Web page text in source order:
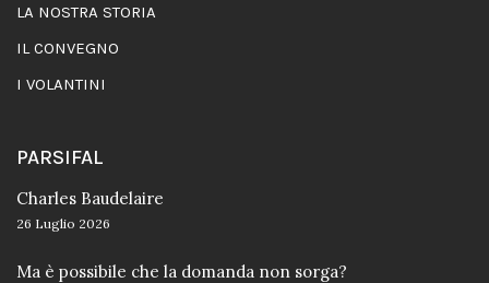
LA NOSTRA STORIA
IL CONVEGNO
I VOLANTINI
PARSIFAL
Charles Baudelaire
26 Luglio 2026
Ma è possibile che la domanda non sorga?